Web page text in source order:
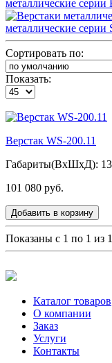
металлические
металлические серии
Сортировать по:
Показать:
Верстак WS-200.11
Габариты(ВxШxД):
101 080 руб.
Добавить в корзину
Показаны с 1 по 1 из
Каталог товаров
О компании
Заказ
Услуги
Контакты